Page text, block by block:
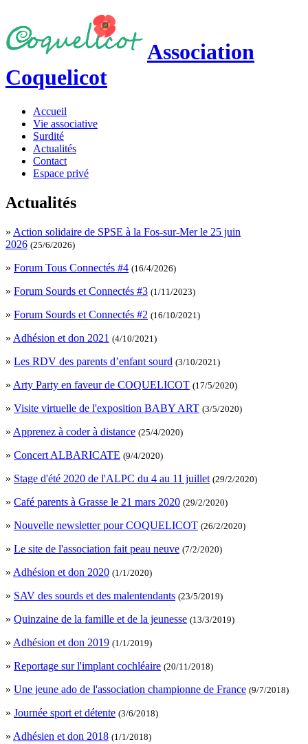
Association
Coquelicot
Accueil
Vie associative
Surdité
Actualités
Contact
Espace privé
Actualités
» Action solidaire de SPSE à la Fos-sur-Mer le 25 juin
2026 (25/6/2026)
» Forum Tous Connectés #4 (16/4/2026)
» Forum Sourds et Connectés #3 (1/11/2023)
» Forum Sourds et Connectés #2 (16/10/2021)
» Adhésion et don 2021 (4/10/2021)
» Les RDV des parents d’enfant sourd (3/10/2021)
» Arty Party en faveur de COQUELICOT (17/5/2020)
» Visite virtuelle de l'exposition BABY ART (3/5/2020)
» Apprenez à coder à distance (25/4/2020)
» Concert ALBARICATE (9/4/2020)
» Stage d'été 2020 de l'ALPC du 4 au 11 juillet (29/2/2020)
» Café parents à Grasse le 21 mars 2020 (29/2/2020)
» Nouvelle newsletter pour COQUELICOT (26/2/2020)
» Le site de l'association fait peau neuve (7/2/2020)
» Adhésion et don 2020 (1/1/2020)
» SAV des sourds et des malentendants (23/5/2019)
» Quinzaine de la famille et de la jeunesse (13/3/2019)
» Adhésion et don 2019 (1/1/2019)
» Reportage sur l'implant cochléaire (20/11/2018)
» Une jeune ado de l'association championne de France (9/7/2018)
» Journée sport et détente (3/6/2018)
» Adhésien et don 2018 (1/1/2018)